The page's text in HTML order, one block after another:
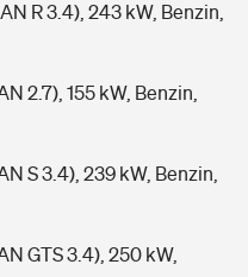
R 3.4), 243 kW, Benzin,
2.7), 155 kW, Benzin,
S 3.4), 239 kW, Benzin,
GTS 3.4), 250 kW,